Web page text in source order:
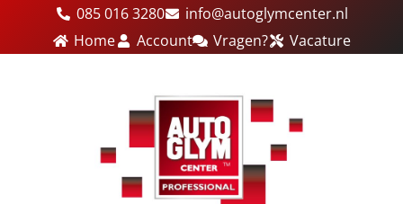
085 016 3280
info@autoglymcenter.nl
Home
Account Vragen? Vacature